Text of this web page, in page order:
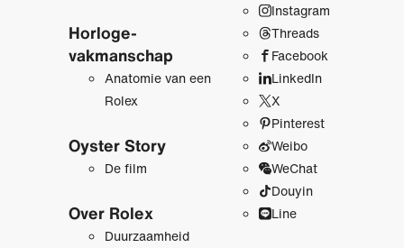
Horloge­
vakmanschap
Anatomie van een
Rolex
Oyster Story
De film
Over Rolex
Duurzaamheid
Instagram
Threads
Facebook
LinkedIn
X
Pinterest
Weibo
WeChat
Douyin
Line